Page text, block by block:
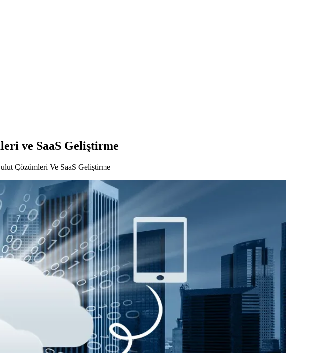
ve SaaS Geliştirme
Çözümleri Ve SaaS Geliştirme